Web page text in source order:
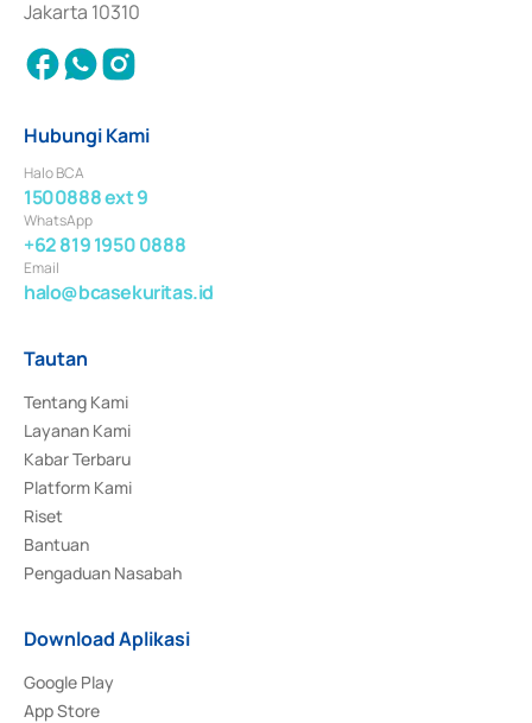
Jakarta 10310
Hubungi Kami
Halo BCA
1500888 ext 9
WhatsApp
+62 819 1950 0888
Email
halo@bcasekuritas.id
Tautan
Tentang Kami
Layanan Kami
Kabar Terbaru
Platform Kami
Riset
Bantuan
Pengaduan Nasabah
Download Aplikasi
Google Play
App Store